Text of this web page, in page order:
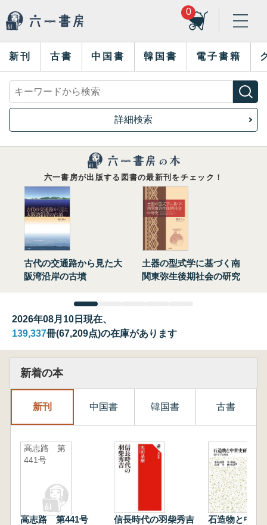
0
新刊 古書 中国書 韓国書 電子書籍
詳細検索
六一書房が出版する図書の最新刊をチェック！
古代の交通路から見た大
阪湾沿岸の古墳
土器の型式学に基づく南
関東弥生後期社会の研究
2026年08月10日現在、
139,337冊(67,209点)の在庫があります
新着の本
新刊 中国書 韓国書 古書
高志路 第
441号
高志路 第441号 信長時代の羽柴秀吉
石造物と中世